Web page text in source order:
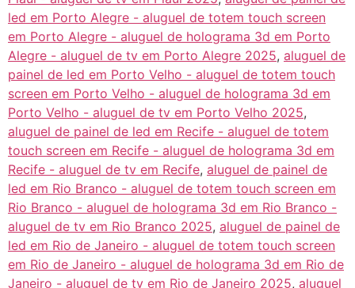
led em Porto Alegre - aluguel de totem touch screen
em Porto Alegre - aluguel de holograma 3d em Porto
Alegre - aluguel de tv em Porto Alegre 2025, aluguel de
painel de led em Porto Velho - aluguel de totem touch
screen em Porto Velho - aluguel de holograma 3d em
Porto Velho - aluguel de tv em Porto Velho 2025,
aluguel de painel de led em Recife - aluguel de totem
touch screen em Recife - aluguel de holograma 3d em
Recife - aluguel de tv em Recife, aluguel de painel de
led em Rio Branco - aluguel de totem touch screen em
Rio Branco - aluguel de holograma 3d em Rio Branco -
aluguel de tv em Rio Branco 2025, aluguel de painel de
led em Rio de Janeiro - aluguel de totem touch screen
em Rio de Janeiro - aluguel de holograma 3d em Rio de
Janeiro - aluguel de tv em Rio de Janeiro 2025, aluguel